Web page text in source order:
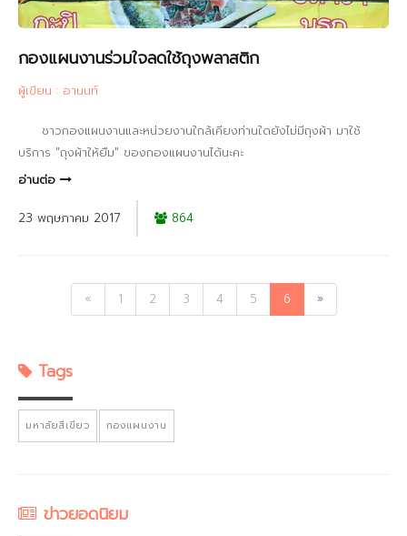
กองแผนงานร่วมใจลดใช้ถุงพลาสติก
ผู้เขียน : อานนท์
ชาวกองแผนงานและหน่วยงานใกล้เคียงท่านใดยังไม่มีถุงผ้า มาใช้
บริการ "ถุงผ้าให้ยืม" ของกองแผนงานได้นะคะ
อ่านต่อ
23 พฤษภาคม 2017 864
« 1 2 3 4 5 6 »
Tags
มหาลัยสีเขียว กองแผนงาน
ข่าวยอดนิยม